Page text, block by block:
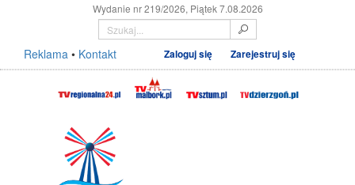
Wydanie nr 219/2026, Piątek 7.08.2026
Reklama • Kontakt Zaloguj się Zarejestruj się